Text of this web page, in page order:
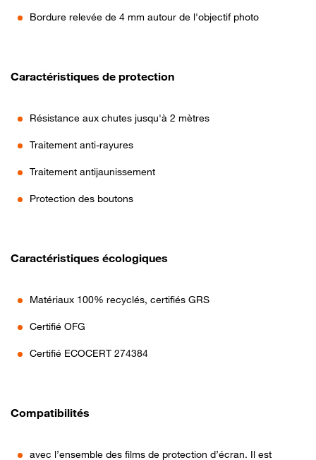
Bordure relevée de 4 mm autour de l'objectif photo
Caractéristiques de protection
Résistance aux chutes jusqu'à 2 mètres
Traitement anti-rayures
Traitement antijaunissement
Protection des boutons
Caractéristiques écologiques
Matériaux 100% recyclés, certifiés GRS
Certifié OFG
Certifié ECOCERT 274384
Compatibilités
avec l’ensemble des films de protection d’écran. Il est